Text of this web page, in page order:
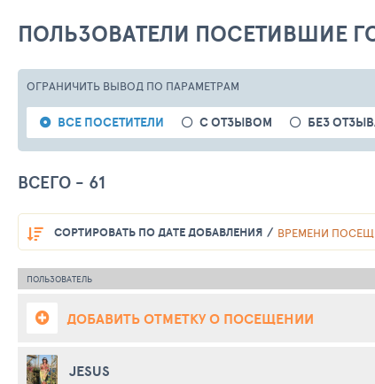
ПОЛЬЗОВАТЕЛИ ПОСЕТИВШИЕ
ОГРАНИЧИТЬ ВЫВОД ПО ПАРАМЕТРАМ
ВСЕ ПОСЕТИТЕЛИ С ОТЗЫВОМ БЕЗ
ВСЕГО - 61
СОРТИРОВАТЬ ПО ДАТЕ ДОБАВЛЕНИЯ ВРЕМЕНИ
ПОЛЬЗОВАТЕЛЬ
ДОБАВИТЬ ОТМЕТКУ О ПОСЕЩЕНИИ
JESUS